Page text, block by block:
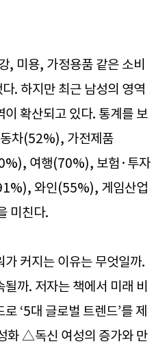
, 미용, 가정용품 같은 소비
. 하지만 최근 남성의 영역
확산되고 있다. 통계를 보
차(52%), 가전제품
여행(70%), 보험·투자
와인(55%), 게임산업
미친다.
커지는 이유는 무엇일까.
까. 저자는 책에서 미래 비
‘5대 글로벌 트렌드’를 제
화 △독신 여성의 증가와 만